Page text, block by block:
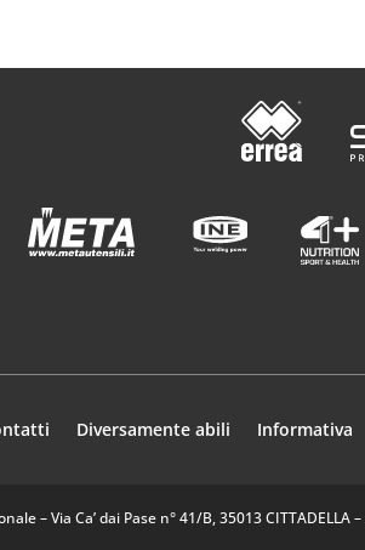
Diversamente abili Informativa
– Via Ca’ dai Pase n° 41/B, 35013